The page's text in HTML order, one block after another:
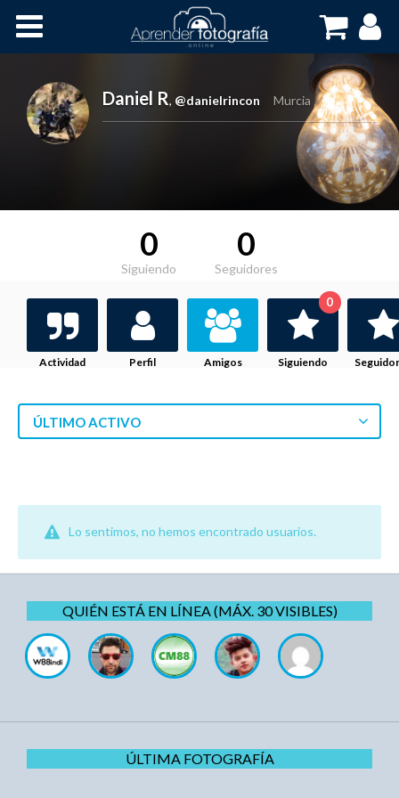
Cursos OnLine
Daniel R, @danielrincon Murcia
0
Siguiendo
0
Seguidores
Actividad Perfil Amigos Siguiendo
0
ÚLTIMO ACTIVO
Lo sentimos, no hemos encontrado usuarios.
QUIÉN ESTÁ EN LÍNEA (MÁX. 30 VISIBLES)
ÚLTIMA FOTOGRAFÍA